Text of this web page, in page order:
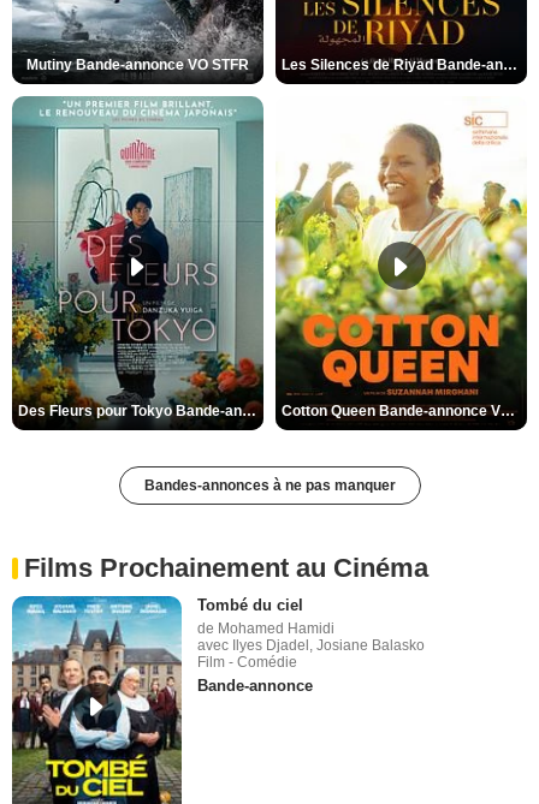
Mutiny Bande-annonce VO STFR Les Silences de Riyad Bande-annonce VO STFR
Des Fleurs pour Tokyo Bande-annonce VO STFR Cotton Queen Bande-annonce VO STFR
Bandes-annonces à ne pas manquer
Films Prochainement au Cinéma
Tombé du ciel
de Mohamed Hamidi
avec Ilyes Djadel, Josiane Balasko
Film - Comédie
Bande-annonce